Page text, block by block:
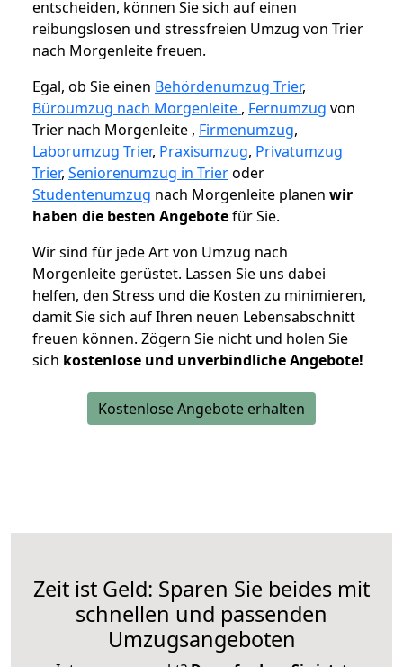
entscheiden, können Sie sich auf einen
reibungslosen und stressfreien Umzug von Trier
nach Morgenleite freuen.
Egal, ob Sie einen Behördenumzug Trier,
Büroumzug nach Morgenleite , Fernumzug von
Trier nach Morgenleite , Firmenumzug,
Laborumzug Trier, Praxisumzug, Privatumzug
Trier, Seniorenumzug in Trieroder
Studentenumzug nach Morgenleite planen wir
haben die besten Angebotefür Sie.
Wir sind für jede Art von Umzug nach
Morgenleite gerüstet. Lassen Sie uns dabei
helfen, den Stress und die Kosten zu minimieren,
damit Sie sich auf Ihren neuen Lebensabschnitt
freuen können. Zögern Sie nicht und holen Sie
sich kostenlose und unverbindliche Angebote!
Kostenlose Angebote erhalten
Zeit ist Geld: Sparen Sie beides mit
schnellen und passenden
Umzugsangeboten